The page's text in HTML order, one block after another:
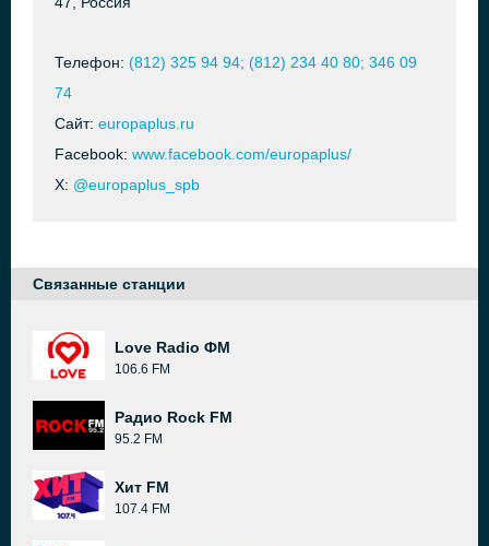
Телефон: (812) 325 94 94; (812) 234 40 80; 346 09
74
Сайт: europaplus.ru
Facebook: www.facebook.com/europaplus/
X: @europaplus_spb
Связанные станции
Love Radio ФМ
106.6 FM
Радио Rock FM
95.2 FM
Хит FM
107.4 FM